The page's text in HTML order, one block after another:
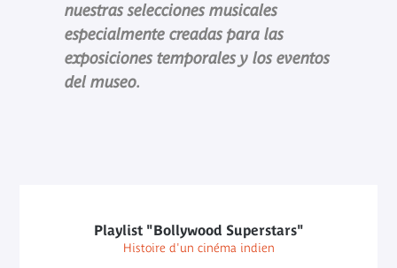
nuestras selecciones musicales
especialmente creadas para las
exposiciones temporales y los eventos
del museo.
Playlist "Bollywood Superstars"
Histoire d'un cinéma indien